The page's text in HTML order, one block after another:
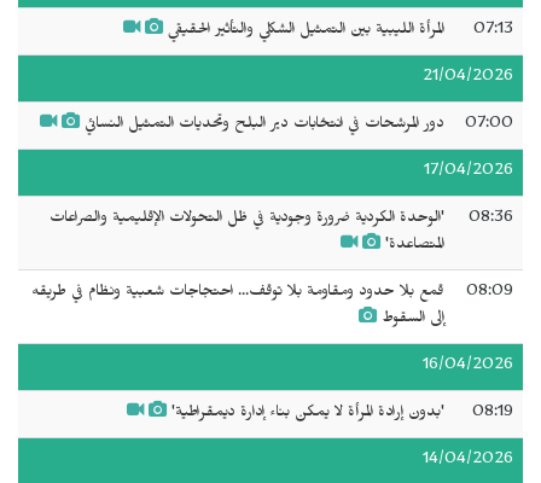
07:13 المرأة الليبية بين التمثيل الشكلي والتأثير الحقيقي
21/04/2026
07:00 دور المرشحات في انتخابات دير البلح وتحديات التمثيل النسائي
17/04/2026
08:36
'الوحدة الكردية ضرورة وجودية في ظل التحولات الإقليمية والصراعات
المتصاعدة'
08:09
قمع بلا حدود ومقاومة بلا توقف... احتجاجات شعبية ونظام في طريقه
إلى السقوط
16/04/2026
08:19 'بدون إرادة المرأة لا يمكن بناء إدارة ديمقراطية'
14/04/2026